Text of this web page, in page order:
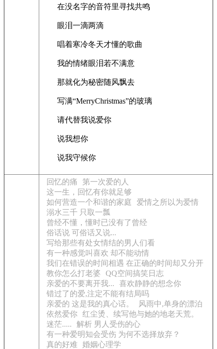
在没名字的音符里寻找共鸣
眼泪一滴两滴
唱着寒冷冬天才懂的歌曲
我的情绪眼泪若不满意
那就化为秘密随风飘去
写满“MerryChristmas”的玻璃
请代替我说爱你
说我想你
说我守候你
回忆的痛
第一次爱的人
这一生，回忆有你就足够
如何营造一个和谐的家庭
爱情之所以为爱情
溺水三千 只取一瓢
曾经不懂，懂时已没有了曾经
俗话说 可俗话又说...
写给那些有处女情结的男人们看
有一种感觉叫喜欢 却不能动情
我们在错误的时间相遇 在正确的时间却又分开
教你怎么打老婆
QQ空间搞笑日志
亲爱的不要离开我...
喜欢静静的想念你
错过了的爱,注定不能有结局吗
亲爱的 这是我的真心话。
风雨中,单身的漂泊
依然爱你 红尘烫、续写他与她的地老天荒。
迷茫.....
解析 男人受伤的心
有一种爱明知会受伤 为何不选择放弃？
真的好难 婚姻心理学